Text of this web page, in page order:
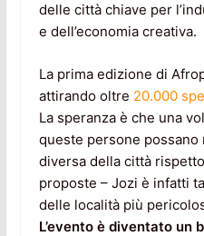
delle città chiave per
e dell’economia creativa.
La prima edizione di
attirando oltre 20.000
La speranza è che una
queste persone
diversa della città
proposte – Jozi è infatti
delle località più
L’evento è diventato un